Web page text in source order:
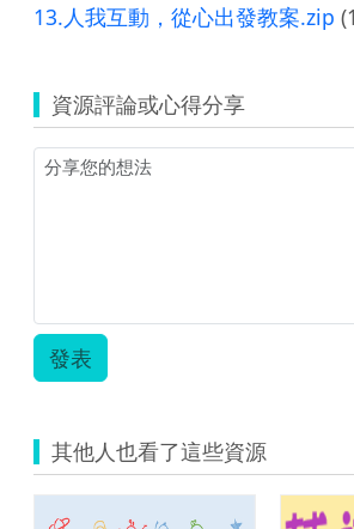
13.人我互動，從心出發教案.zip
資源評論或心得分享
發表
其他人也看了這些資源